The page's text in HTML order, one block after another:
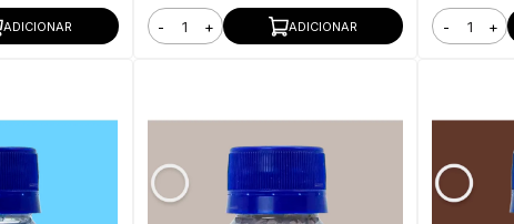
ADICIONAR - + ADICIONAR - +